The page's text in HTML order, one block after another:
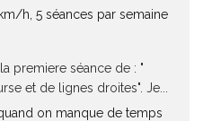
h, 5 séances par semaine
premiere séance de : "
et de lignes droites". Je...
on manque de temps